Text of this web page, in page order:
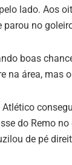
lado. Aos
no
boas
na área, mas
do Remo
de pé